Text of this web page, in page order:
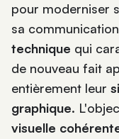
pour moderniser
sa communication
technique qui
de nouveau fait
entièrement leur
graphique.
visuelle